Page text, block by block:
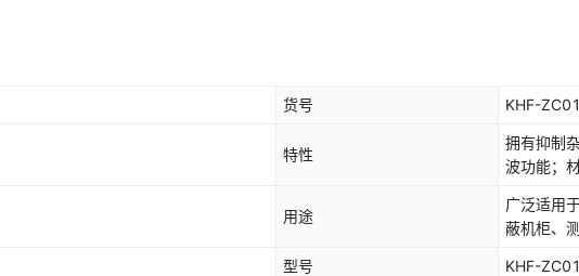
货号 KHF-
特性
拥有抑制
波功能；
用途
广泛适用
蔽机柜、
型号 KHF-